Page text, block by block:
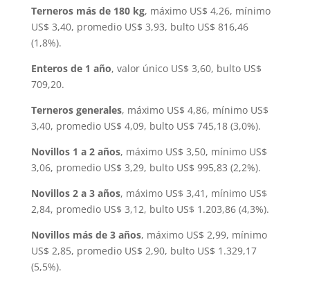
Terneros más de 180 kg, máximo US$ 4,26, mínimo
US$ 3,40, promedio US$ 3,93, bulto US$ 816,46
(1,8%).
Enteros de 1 año, valor único US$ 3,60, bulto US$
709,20.
Terneros generales, máximo US$ 4,86, mínimo US$
3,40, promedio US$ 4,09, bulto US$ 745,18 (3,0%).
Novillos 1 a 2 años, máximo US$ 3,50, mínimo US$
3,06, promedio US$ 3,29, bulto US$ 995,83 (2,2%).
Novillos 2 a 3 años, máximo US$ 3,41, mínimo US$
2,84, promedio US$ 3,12, bulto US$ 1.203,86 (4,3%).
Novillos más de 3 años, máximo US$ 2,99, mínimo
US$ 2,85, promedio US$ 2,90, bulto US$ 1.329,17
(5,5%).